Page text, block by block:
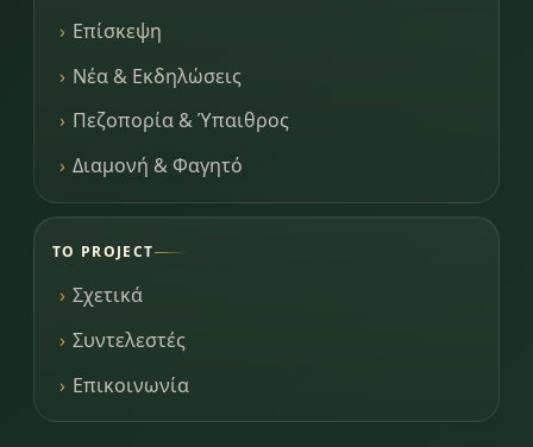
Επίσκεψη
Νέα & Εκδηλώσεις
Πεζοπορία & Ύπαιθρος
Διαμονή & Φαγητό
ΤΟ PROJECT
Σχετικά
Συντελεστές
Επικοινωνία